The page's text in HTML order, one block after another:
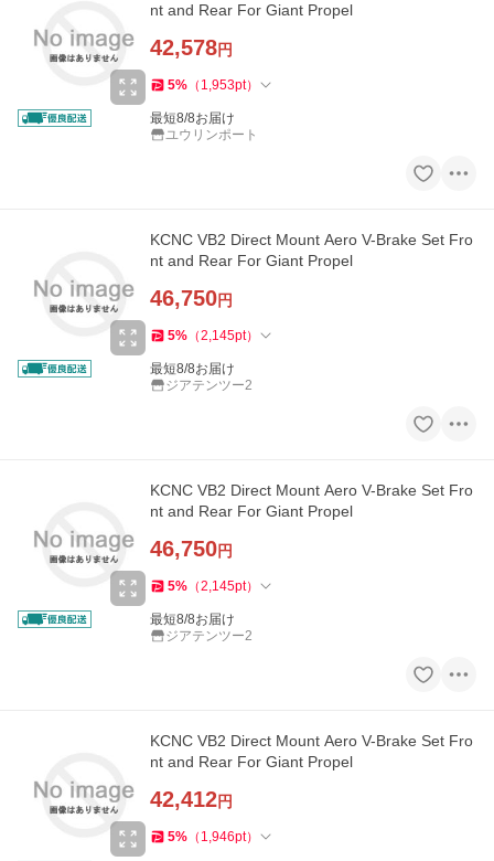
nt and Rear For Giant Propel
42,578円
5% （ 1,953pt）
最短8/8お届け
ユウリンポート
KCNC VB2 Direct Mount Aero V-Brake Set Fro
nt and Rear For Giant Propel
46,750円
5% （2,145pt）
最短8/8お届け
ジアテンツー2
KCNC VB2 Direct Mount Aero V-Brake Set Fro
nt and Rear For Giant Propel
46,750円
5% （2,145pt）
最短8/8お届け
ジアテンツー2
KCNC VB2 Direct Mount Aero V-Brake Set Fro
nt and Rear For Giant Propel
42,412円
5% （ 1,946pt）